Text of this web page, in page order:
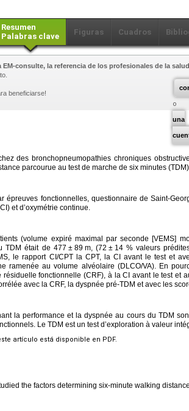
Resumen
Palabras clave
Figuras Cuadros
una
EM-consulte, la referencia de los profesionales de la
beneficiarse!
des bronchopneumopathies chroniques
parcourue au test de marche de six minutes
épreuves fonctionnelles, questionnaire de Saint-
et d’oxymétrie continue.
(volume expiré maximal par seconde [VEMS]
TDM était de 477 ± 89 m, (72 ± 14 % valeurs
le rapport CI/CPT la CPT, la CI avant le test et
ramenée au volume alvéolaire (DLCO/VA). En
fonctionnelle (CRF), à la CI avant le test et
avec la CRF, la dyspnée pré-TDM et avec les
la performance et la dyspnée au cours du TDM
Le TDM est un test d’exploration à valeur
artículo está disponible en PDF.
the factors determining six-minute walking